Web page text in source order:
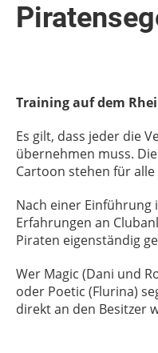
Training auf dem
Es gilt, dass jeder die
übernehmen muss.
Cartoon stehen für
Nach einer
Erfahrungen an
Piraten eigenständig
Wer Magic (Dani und
oder Poetic (Flurina)
direkt an den Besitzer